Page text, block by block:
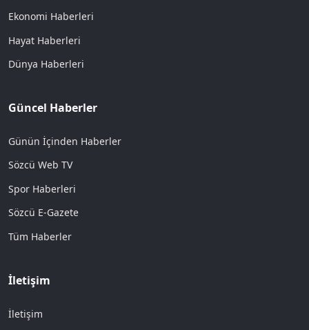
Ekonomi Haberleri
Hayat Haberleri
Dünya Haberleri
Güncel Haberler
Günün İçinden Haberler
Sözcü Web TV
Spor Haberleri
Sözcü E-Gazete
Tüm Haberler
İletişim
İletişim